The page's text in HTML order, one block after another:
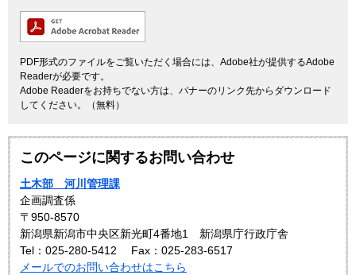
PDF形式のファイルをご覧いただく場合には、Adobe社が提供するAdobe
Readerが必要です。
Adobe Readerをお持ちでない方は、バナーのリンク先からダウンロード
してください。（無料）
このページに関するお問い合わせ
土木部 河川管理課
企画調査係
〒950-8570
新潟県新潟市中央区新光町4番地1 新潟県庁行政庁舎
Tel：025-280-5412
Fax：025-283-6517
メールでのお問い合わせはこちら